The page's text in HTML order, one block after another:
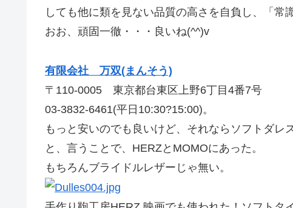
しても他に類を見ない品質の高さを自負し、「常
おお、頑固一徹・・・良いね(^^)v
有限会社 万双(まんそう)
〒110-0005 東京都台東区上野6丁目4番7号
03-3832-6461(平日10:30?15:00)。
もっと安いのでも良いけど、それならソフトダレ
と、言うことで、HERZとMOMOにあった。
もちろんブライドルレザーじゃ無い。